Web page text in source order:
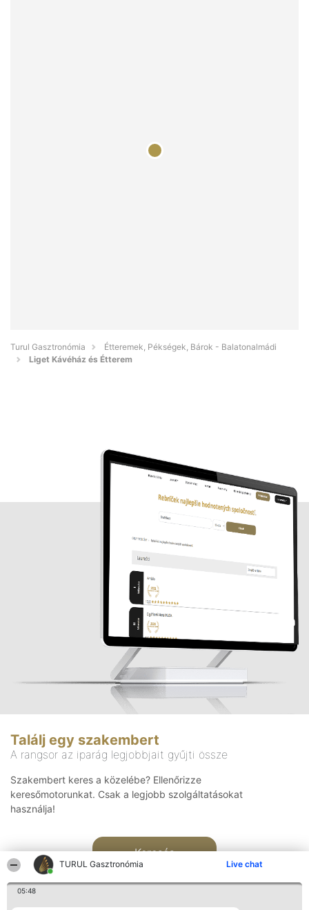
TURUL Gasztronómia Live chat
05:48
Turul Gasztronómia
Étteremek, Pékségek, Bárok - Balatonalmádi
Liget Kávéház és Étterem
Találj egy szakembert
A rangsor az iparág legjobbjait gyűjti össze
Szakembert keres a közelébe? Ellenőrizze
keresőmotorunkat. Csak a legjobb szolgáltatásokat
használja!
Keresés